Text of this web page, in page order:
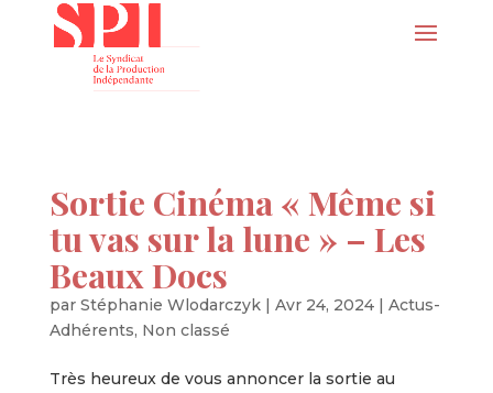
Sortie Cinéma « Même si
tu vas sur la lune » – Les
Beaux Docs
par Stéphanie Wlodarczyk| Avr 24, 2024| Actus-
Adhérents, Non classé
Très heureux de vous annoncer la sortie au